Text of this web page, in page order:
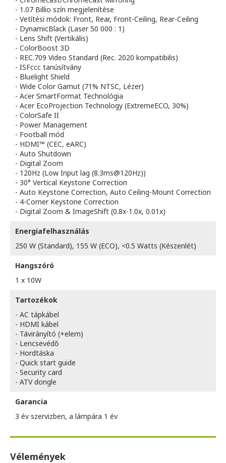
- 1.07 Billio szín megjelenítése
- Vetítési módok: Front, Rear, Front-Ceiling, Rear-Ceiling
- DynamicBlack (Laser 50 000 : 1)
- Lens Shift (Vertikális)
- ColorBoost 3D
- REC.709 Video Standard (Rec. 2020 kompatibilis)
- ISFccc tanúsítvány
- Bluelight Shield
- Wide Color Gamut (71% NTSC, Lézer)
- Acer SmartFormat Technológia
- Acer EcoProjection Technology (ExtremeECO, 30%)
- ColorSafe II
- Power Management
- Football mód
- HDMI™ (CEC, eARC)
- Auto Shutdown
- Digital Zoom
- 120Hz (Low Input lag (8.3ms@120Hz))
- 30° Vertical Keystone Correction
- Auto Keystone Correction, Auto Ceiling-Mount Correction
- 4-Corner Keystone Correction
- Digital Zoom & ImageShift (0.8x-1.0x, 0.01x)
Energiafelhasználás
250 W (Standard), 155 W (ECO), <0.5 Watts (Készenlét)
Hangszóró
1 x 10W
Tartozékok
- AC tápkábel
- HDMI kábel
- Távirányító (+elem)
- Lencsevédő
- Hordtáska
- Quick start guide
- Security card
- ATV dongle
Garancia
3 év szervizben, a lámpára 1 év
Vélemények